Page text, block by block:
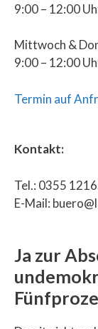
9:00 – 12:00
Mittwoch &
9:00 – 12:00
Termin auf
Kontakt:
Tel.: 0355
E-Mail:
Ja zur